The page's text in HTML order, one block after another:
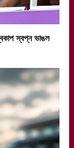
স্বপ্ন ভাঙল